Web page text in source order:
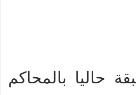
حاليا بالمحاكم